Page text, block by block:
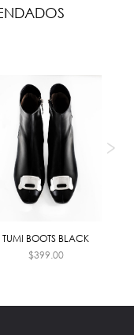
TUMI BOOTS BLACK
$399.00